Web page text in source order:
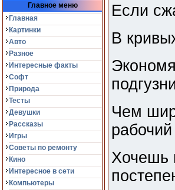
Главное меню
Главная
Картинки
Авто
Разное
Интересные факты
Софт
Природа
Тесты
Девушки
Рассказы
Игры
Советы по ремонту
Кино
Интересное в сети
Компьютеры
Если
В
Чем
Хочешь